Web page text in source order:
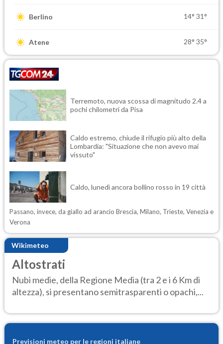
Berlino 14° 31°
Atene 28° 35°
Terremoto, nuova scossa di magnitudo 2.4 a
pochi chilometri da Pisa
Caldo estremo, chiude il rifugio più alto della
Lombardia: "Situazione che non avevo mai
vissuto"
Caldo, lunedì ancora bollino rosso in 19 città
Passano, invece, da giallo ad arancio Brescia, Milano, Trieste, Venezia e
Verona
Wikimeteo
Altostrati
Nubi medie, della Regione Media (tra 2 e i 6 Km di
altezza), si presentano semitrasparenti o opachi,...
Previsioni meteo per le regioni italiane